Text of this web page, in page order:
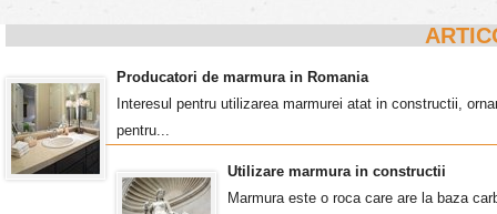
Producatori de marmura in Romania
Interesul pentru utilizarea marmurei atat in constructii,
pentru...
Utilizare marmura in constructii
Marmura este o roca care are la baza